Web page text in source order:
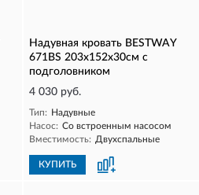
Надувная кровать BESTWAY
671BS 203х152х30см с
подголовником
4 030 руб.
Тип: Надувные
Насос: Со встроенным насосом
Вместимость: Двухспальные
КУПИТЬ